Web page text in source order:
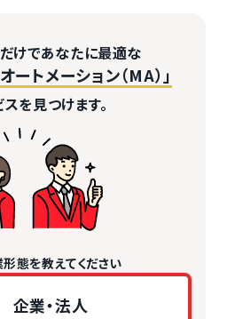
けであなたに最適な
ートメーション（MA）」
を見つけます。
形態を教えてください
企業・法人